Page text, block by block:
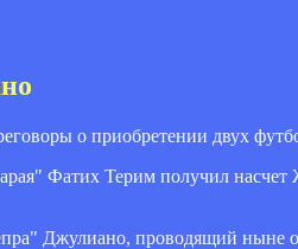
о приобретении двух
Фатих Терим получил насчет
Джулиано, проводящий ныне